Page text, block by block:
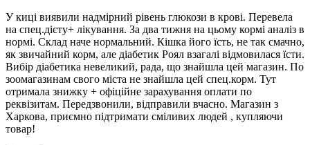
У киці виявили надмірний рівень глюкози в крові. Перевела
на спец.дієту+ лікування. За два тижня на цьому кормі аналіз в
нормі. Склад наче нормальний. Кішка його їсть, не так смачно,
як звичайний корм, але діабетик Роял взагалі відмовилася їсти.
Вибір діабетика невеликий, рада, що знайшла цей магазин. По
зоомагазинам свого міста не знайшла цей спец.корм. Тут
отримала знижку + офіційне зарахування оплати по
реквізитам. Передзвонили, відправили вчасно. Магазин з
Харкова, приємно підтримати сміливих людей , купляючи
товар!